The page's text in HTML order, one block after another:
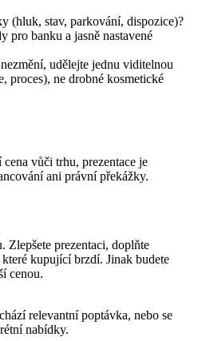
(hluk, stav, parkování, dispozice)?
pro banku a jasně nastavené
udělejte jednu viditelnou
proces), ne drobné kosmetické
vůči trhu, prezentace je
ani právní překážky.
Zlepšete prezentaci, doplňte
kupující brzdí. Jinak budete
cenou.
relevantní poptávka, nebo se
nabídky.